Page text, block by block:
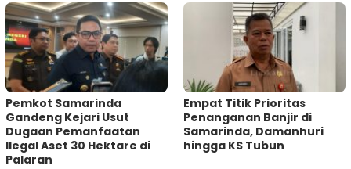
Pemkot Samarinda
Gandeng Kejari Usut
Dugaan Pemanfaatan
Ilegal Aset 30 Hektare di
Palaran
Empat Titik Prioritas
Penanganan Banjir di
Samarinda, Damanhuri
hingga KS Tubun